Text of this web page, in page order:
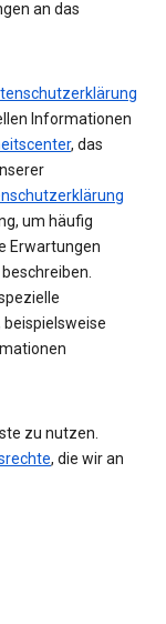
an das
Informationen
, das
um häufig
Erwartungen
zu nutzen.
, die wir an